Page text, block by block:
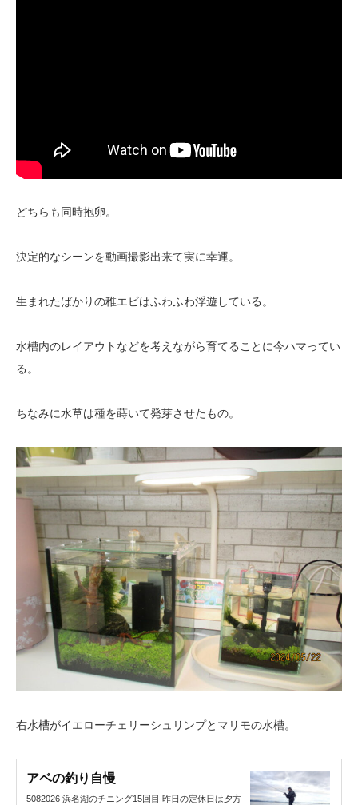
どちらも同時抱卵。
決定的なシーンを動画撮影出来て実に幸運。
生まれたばかりの稚エビはふわふわ浮遊している。
水槽内のレイアウトなどを考えながら育てることに今ハマってい
る。
ちなみに水草は種を蒔いて発芽させたもの。
右水槽がイエローチェリーシュリンプとマリモの水槽。
アベの釣り自慢
5082026 浜名湖のチニング15回目 昨日の定休日は夕方